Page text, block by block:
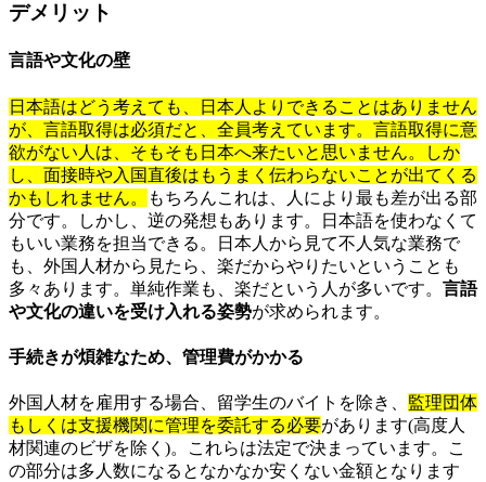
デメリット
言語や文化の壁
日本語はどう考えても、日本人よりできることはありません
が、言語取得は必須だと、全員考えています。言語取得に意
欲がない人は、そもそも日本へ来たいと思いません。しか
し、面接時や入国直後はもうまく伝わらないことが出てくる
かもしれません。
もちろんこれは、人により最も差が出る部
分です。しかし、逆の発想もあります。日本語を使わなくて
もいい業務を担当できる。日本人から見て不人気な業務で
も、外国人材から見たら、楽だからやりたいということも
多々あります。単純作業も、楽だという人が多いです。 言語
や文化の違いを受け入れる姿勢が求められます。
手続きが煩雑なため、管理費がかかる
外国人材を雇用する場合、留学生のバイトを除き、 監理団体
もしくは支援機関に管理を委託する必要があります(高度人
材関連のビザを除く)。これらは法定で決まっています。こ
の部分は多人数になるとなかなか安くない金額となります